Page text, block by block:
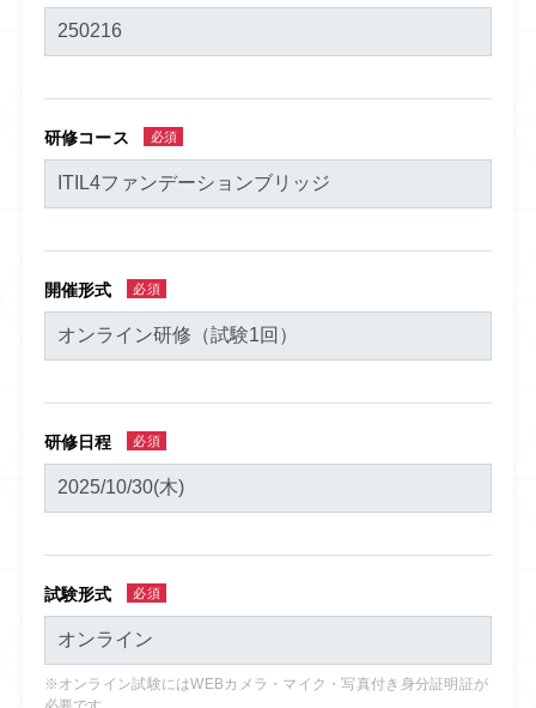
研修コース 必須
開催形式 必須
研修日程 必須
試験形式 必須
※オンライン試験にはWEBカメラ・マイク・写真付き身分証明証が